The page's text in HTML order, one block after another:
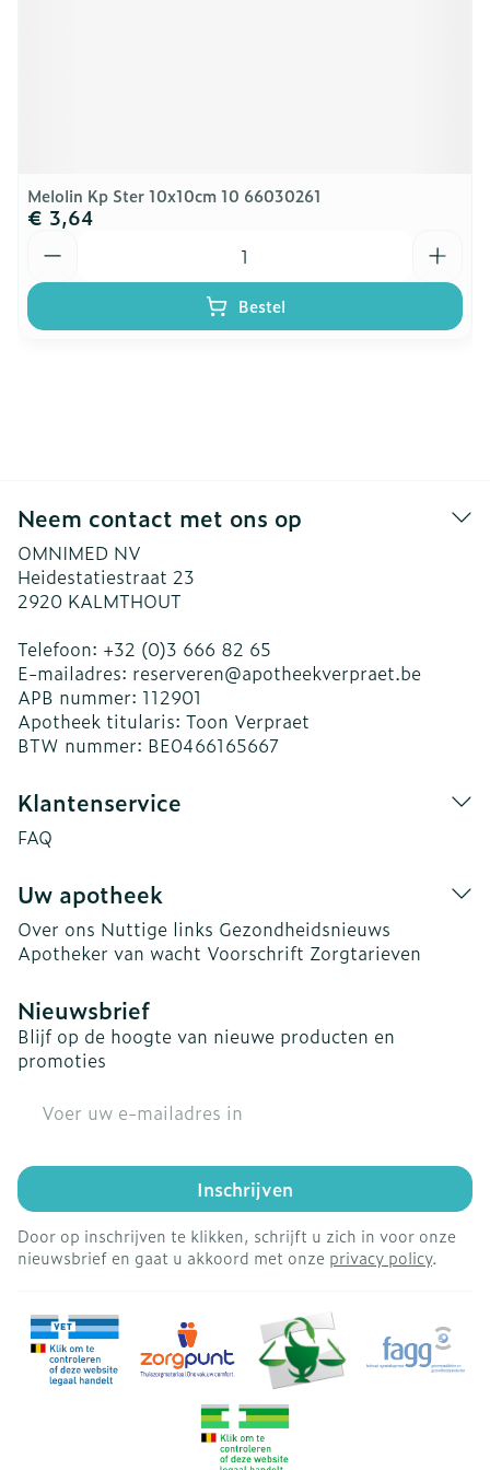
Melolin Kp Ster 10x10cm 10 66030261
€ 3,64
Bestel
Neem contact met ons op
OMNIMED NV
Heidestatiestraat 23
2920 KALMTHOUT
Telefoon: +32 (0)3 666 82 65
E-mailadres: reserveren@apotheekverpraet.be
APB nummer: 112901
Apotheek titularis: Toon Verpraet
BTW nummer: BE0466165667
Klantenservice
FAQ
Uw apotheek
Over ons Nuttige links Gezondheidsnieuws
Apotheker van wacht Voorschrift Zorgtarieven
Nieuwsbrief
Blijf op de hoogte van nieuwe producten en
promoties
Inschrijven
Door op inschrijven te klikken, schrijft u zich in voor onze
nieuwsbrief en gaat u akkoord met onze privacy policy.